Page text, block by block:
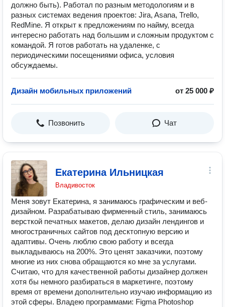
должно быть). Работал по разным методологиям и в
разных системах ведения проектов: Jira, Asana, Trello,
RedMine. Я открыт к предложениям по найму, всегда
интересно работать над большим и сложным продуктом с
командой. Я готов работать на удаленке, с
периодическими посещениями офиса, условия
обсуждаемы.
Дизайн мобильных приложений от 25 000 ₽
Позвонить Чат
Екатерина Ильницкая
Владивосток
Меня зовут Екатерина, я занимаюсь графическим и веб-
дизайном. Разрабатываю фирменный стиль, занимаюсь
версткой печатных макетов, делаю дизайн лендингов и
многостраничных сайтов под десктопную версию и
адаптивы. Очень люблю свою работу и всегда
выкладываюсь на 200%. Это ценят заказчики, поэтому
многие из них снова обращаются ко мне за услугами.
Считаю, что для качественной работы дизайнер должен
хотя бы немного разбираться в маркетинге, поэтому
время от времени дополнительно изучаю информацию из
этой сферы. Владею программами: Figma Photoshop